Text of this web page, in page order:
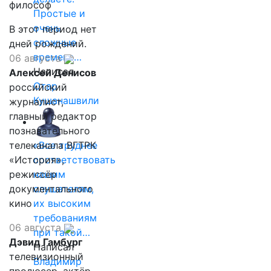
Простые и
очень
сложные
времена…
Написал
Отар
Кушанашвили
«Все труднее
соответствовать
нашим
слушателям,
их высоким
требованиям
при такой…
Написал
Владимир
философ
В этот период нет
дней рождений.
06 августа
Алексей Денисов
российский
журналист,
главный редактор
познавательного
телеканала ВГТРК
«История»,
режиссёр
документального
кино
06 августа
Дэвид Гамбург
телевизионный